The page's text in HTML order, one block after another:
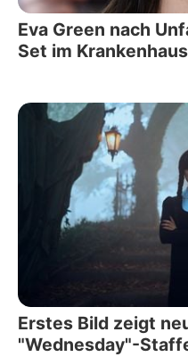
Eva Green nach
Set im Krankenhaus
Erstes Bild zeigt
"Wednesday"-